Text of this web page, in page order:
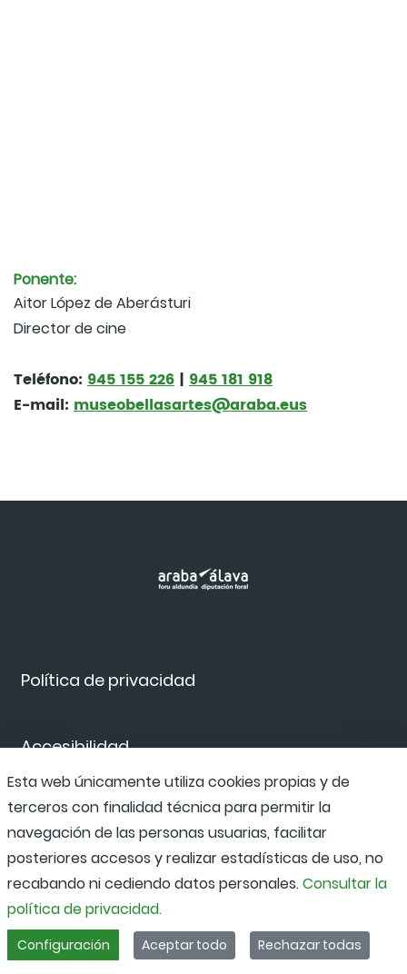
Ponente:
Aitor López de Aberásturi
Director de cine
Teléfono: 945 155 226 | 945 181 918
E-mail: museobellasartes@araba.eus
Política de privacidad
Accesibilidad
Canal de denuncias
Esta web únicamente utiliza cookies propias y de
terceros con finalidad técnica para permitir la
navegación de las personas usuarias, facilitar
posteriores accesos y realizar estadísticas de uso, no
recabando ni cediendo datos personales.Consultar la
política de privacidad.
Configuración Aceptar todo Rechazar todas